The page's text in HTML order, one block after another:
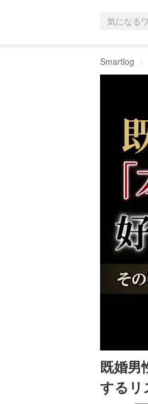
Smartlog
既婚男
するリ